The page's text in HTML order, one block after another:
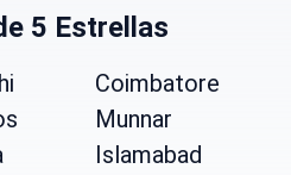
5 Estrellas
Coimbatore
Munnar
Islamabad